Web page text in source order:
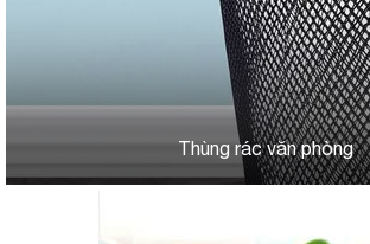
Thùng rác văn phòng